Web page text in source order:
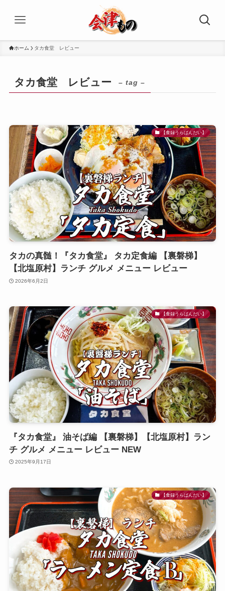
ホーム タカ食堂 レビュー
タカ食堂 レビュー – tag –
【食録うらばんだい】
タカの真髄！『タカ食堂』 タカ定食編 【裏磐梯】
【北塩原村】ランチ グルメ メニュー レビュー
2026年6月2日
【食録うらばんだい】
『タカ食堂』 油そば編 【裏磐梯】【北塩原村】ラン
チ グルメ メニュー レビュー NEW
2025年9月17日
【食録うらばんだい】